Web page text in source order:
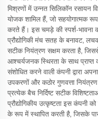
मिश्रणों में उन्नत सिलिकॉन रसायन
योजक शामिल हैं, जो सहयोगात्मक
करते हैं। इस चमड़े की स्पर्श-भावना
प्रौद्योगिकी मंच सतह के बनावट,
सटीक नियंत्रण सक्षम करता है,
आश्चर्यजनक स्थिरता के साथ
संशोधित करने वाली कंपनी द्वारा
उपकरणों और कठोर गुणवत्ता नियंत्रण
प्रत्येक बैच निर्दिष्ट सटीक
प्रौद्योगिकीय उत्कृष्टता इस कंपनी
के रूप में स्थापित करती है, जिसके